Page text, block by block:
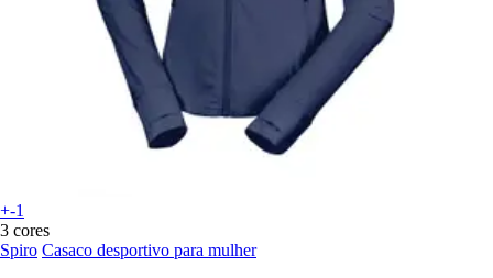
+-1
3 cores
Spiro Casaco desportivo para mulher